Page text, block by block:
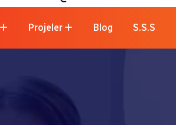
Projeler Blog S.S.S